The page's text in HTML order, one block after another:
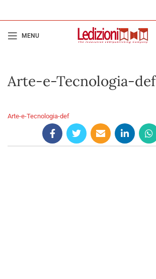
MENU
Arte-e-Tecnologia-def
Arte-e-Tecnologia-def